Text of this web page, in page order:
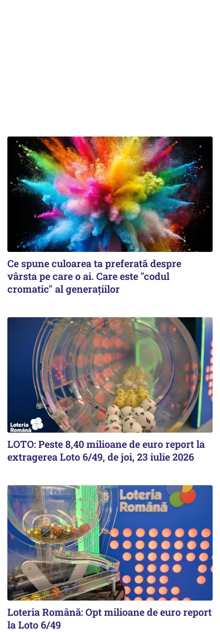
Ce spune culoarea ta preferată despre
vârsta pe care o ai. Care este "codul
cromatic" al generațiilor
LOTO: Peste 8,40 milioane de euro report la
extragerea Loto 6/49, de joi, 23 iulie 2026
Loteria Română: Opt milioane de euro report
la Loto 6/49